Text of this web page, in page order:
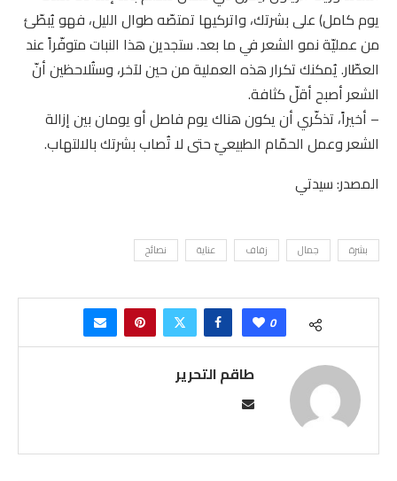
يوم كامل) على بشرتك، واتركيها تمتصّه طوال الليل، فهو يُبطّئ
من عمليّة نمو الشعر في ما بعد. ستجدين هذا النبات متوفّراً عند
العطّار. يُمكنك تكرار هذه العملية من حين لآخر، وستُلاحظين أنّ
الشعر أصبح أقلّ كثافة.
– أخيراً، تذكّري أن يكون هناك يوم فاصل أو يومان بين إزالة
الشعر وعمل الحمّام الطبيعيّ حتى لا تُصاب بشرتك بالالتهاب.
المصدر: سيدتي
بشرة جمال زفاف عناية نصائح
0
طاقم التحرير